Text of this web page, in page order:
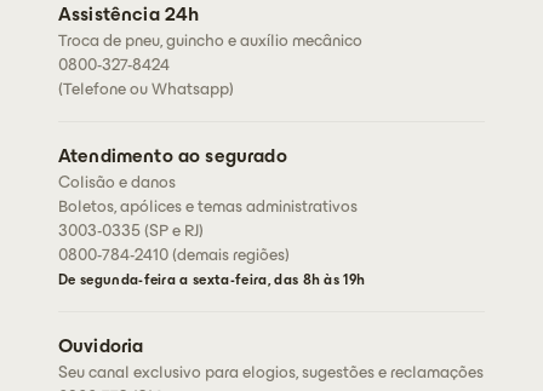
Assistência 24h
Troca de pneu, guincho e auxílio mecânico
0800-327-8424
(Telefone ou Whatsapp)
Atendimento ao segurado
Colisão e danos
Boletos, apólices e temas administrativos
3003-0335 (SP e RJ)
0800-784-2410 (demais regiões)
De segunda-feira a sexta-feira, das 8h às 19h
Ouvidoria
Seu canal exclusivo para elogios, sugestões e reclamações